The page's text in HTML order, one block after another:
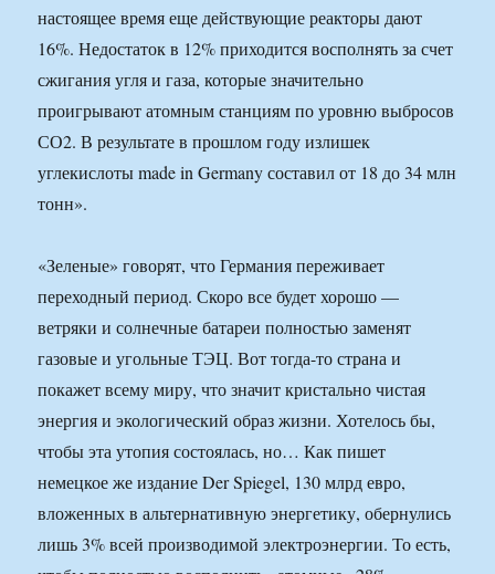
настоящее время еще действующие реакторы дают
16%. Недостаток в 12% приходится восполнять за счет
сжигания угля и газа, которые значительно
проигрывают атомным станциям по уровню выбросов
СО2. В результате в прошлом году излишек
углекислоты made in Germany составил от 18 до 34 млн
тонн».
«Зеленые» говорят, что Германия переживает
переходный период. Скоро все будет хорошо —
ветряки и солнечные батареи полностью заменят
газовые и угольные ТЭЦ. Вот тогда-то страна и
покажет всему миру, что значит кристально чистая
энергия и экологический образ жизни. Хотелось бы,
чтобы эта утопия состоялась, но… Как пишет
немецкое же издание Der Spiegel, 130 млрд евро,
вложенных в альтернативную энергетику, обернулись
лишь 3% всей производимой электроэнергии. То есть,